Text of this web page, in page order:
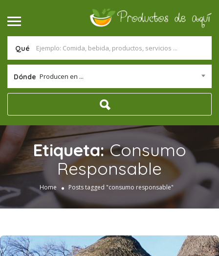
Qué
Dónde Producen en ...
Etiqueta:Consumo
Responsable
Home Posts tagged "consumo responsable"